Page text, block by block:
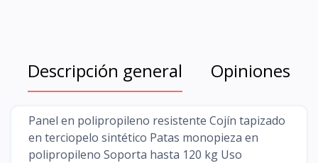
Descripción general Opiniones
Panel en polipropileno resistente Cojín tapizado
en terciopelo sintético Patas monopieza en
polipropileno Soporta hasta 120 kg Uso